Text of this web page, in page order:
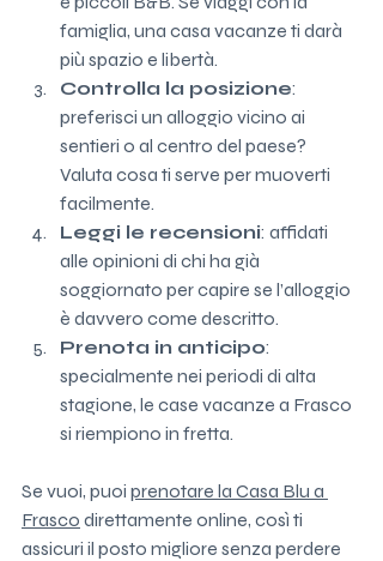
famiglia, una casa vacanze ti darà
più spazio e libertà.
Controlla la posizione:
preferisci un alloggio vicino ai
sentieri o al centro del paese?
Valuta cosa ti serve per muoverti
facilmente.
Leggi le recensioni: affidati
alle opinioni di chi ha già
soggiornato per capire se l’alloggio
è davvero come descritto.
Prenota in anticipo:
specialmente nei periodi di alta
stagione, le case vacanze a Frasco
si riempiono in fretta.
Se vuoi, puoi prenotare la Casa Blu a
Frasco direttamente online, così ti
assicuri il posto migliore senza perdere